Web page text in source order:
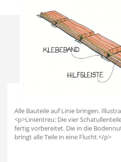
Alle Bauteile auf Linie bringen.
<p>Linientreu: Die vier
fertig vorbereitet. Die in die
bringt alle Teile in eine Flucht.</p>